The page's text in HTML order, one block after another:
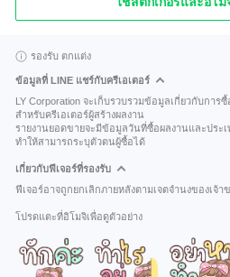
รองรับ ตกแต่ง
ข้อมูลที่ LINE แชร์กับครีเอเตอร์
LY Corporation จะเก็บรวบรวมข้อมูลเกี่ยวกับการ
สำหรับครีเอเตอร์ผู้สร้างผลงาน
รายงานยอดขายจะมีข้อมูลวันที่ซื้อผลงานและประ
ทำให้สามารถระบุตัวตนผู้ซื้อได้
เกี่ยวกับฟีเจอร์ที่รองรับ
ฟีเจอร์อาจถูกยกเลิกภายหลังตามเจตจำนงของเจ้า
โปรดแตะที่อิโมจิเพื่อดูตัวอย่าง